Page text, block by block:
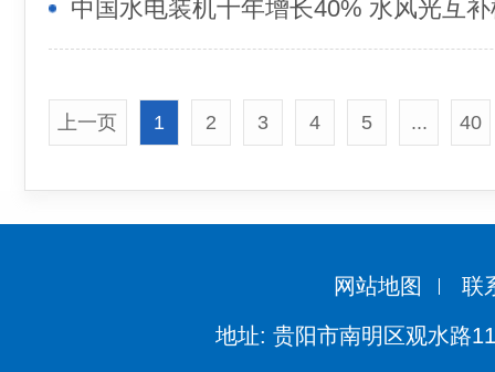
上一页 1 2 3 4 5 ... 40
网站地图 联
地址: 贵阳市南明区观水路